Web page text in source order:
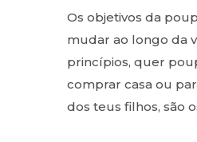
Os objetivos da
mudar ao longo da
princípios, quer
comprar casa ou
dos teus filhos, são